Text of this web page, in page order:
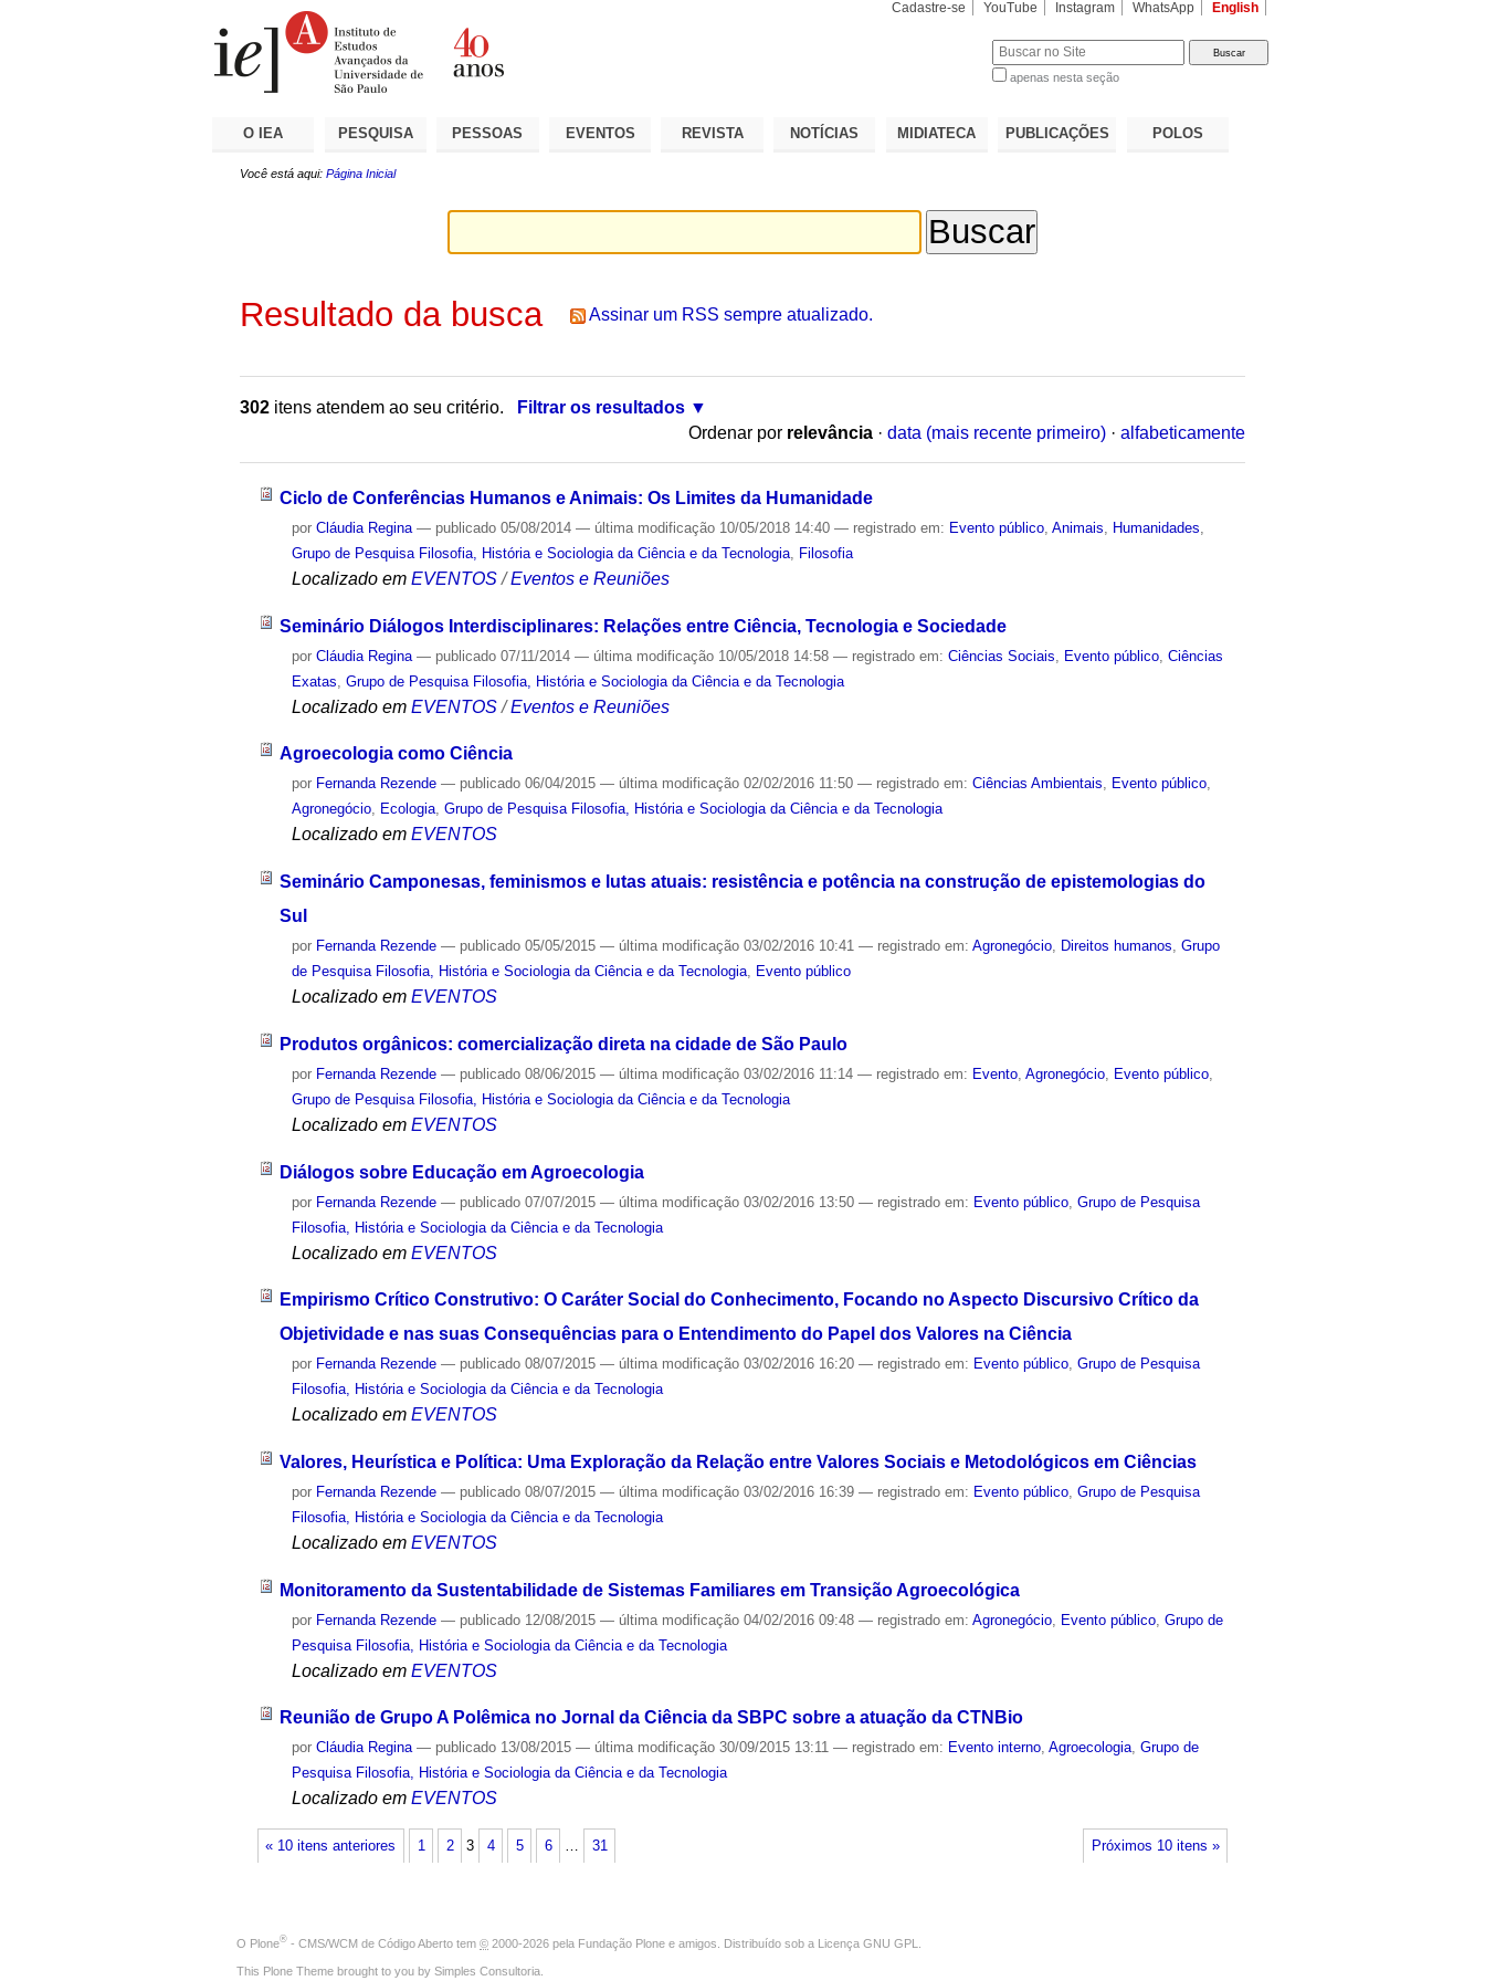
Cadastre-se YouTube Instagram WhatsApp English
apenas nesta seção
O IEA PESQUISA PESSOAS EVENTOS REVISTA NOTÍCIAS MIDIATECA PUBLICAÇÕES POLOS
Você está aqui: Página Inicial
Resultado da busca Assinar um RSS sempre atualizado.
302 itens atendem ao seu critério.
Filtrar os resultados
Ordenar por relevância · data (mais recente primeiro) · alfabeticamente
Ciclo de Conferências Humanos e Animais: Os Limites da Humanidade
porCláudia Regina — publicado 05/08/2014— última modificação 10/05/2018 14:40— registrado em: Evento público ,Animais Humanidades
Grupo de Pesquisa Filosofia, História e Sociologia da Ciência e da Tecnologia
Filosofia
Localizado em EVENTOS /Eventos e Reuniões
Seminário Diálogos Interdisciplinares: Relações entre Ciência, Tecnologia e Sociedade
porCláudia Regina — publicado 07/11/2014— última modificação 10/05/2018 14:58— registrado em:Ciências Sociais Evento público ,Ciências
Exatas ,Grupo de Pesquisa Filosofia, História e Sociologia da Ciência e da Tecnologia
Localizado em EVENTOS /Eventos e Reuniões
Agroecologia como Ciência
por Fernanda Rezende — publicado 06/04/2015— última modificação 02/02/2016 11:50— registrado em:Ciências Ambientais, Evento público,
Agronegócio, Ecologia,Grupo de Pesquisa Filosofia, História e Sociologia da Ciência e da Tecnologia
Localizado em EVENTOS
Seminário Camponesas, feminismos e lutas atuais: resistência e potência na construção de epistemologias do
Sul
por Fernanda Rezende — publicado 05/05/2015— última modificação 03/02/2016 10:41— registrado em:Agronegócio, Direitos humanos,Grupo
de Pesquisa Filosofia, História e Sociologia da Ciência e da Tecnologia, Evento público
Localizado em EVENTOS
Produtos orgânicos: comercialização direta na cidade de São Paulo
por Fernanda Rezende — publicado 08/06/2015— última modificação 03/02/2016 11:14— registrado em: Evento ,Agronegócio Evento público
Grupo de Pesquisa Filosofia, História e Sociologia da Ciência e da Tecnologia
Localizado em EVENTOS
Diálogos sobre Educação em Agroecologia
por Fernanda Rezende — publicado 07/07/2015— última modificação 03/02/2016 13:50— registrado em: Evento público ,Grupo de Pesquisa
Filosofia, História e Sociologia da Ciência e da Tecnologia
Localizado em EVENTOS
Empirismo Crítico Construtivo: O Caráter Social do Conhecimento, Focando no Aspecto Discursivo Crítico da
Objetividade e nas suas Consequências para o Entendimento do Papel dos Valores na Ciência
por Fernanda Rezende — publicado 08/07/2015— última modificação 03/02/2016 16:20— registrado em: Evento público,Grupo de Pesquisa
Filosofia, História e Sociologia da Ciência e da Tecnologia
Localizado em EVENTOS
Valores, Heurística e Política: Uma Exploração da Relação entre Valores Sociais e Metodológicos em Ciências
por Fernanda Rezende — publicado 08/07/2015— última modificação 03/02/2016 16:39— registrado em: Evento público ,Grupo de Pesquisa
Filosofia, História e Sociologia da Ciência e da Tecnologia
Localizado em EVENTOS
Monitoramento da Sustentabilidade de Sistemas Familiares em Transição Agroecológica
por Fernanda Rezende — publicado 12/08/2015— última modificação 04/02/2016 09:48— registrado em:Agronegócio Evento público ,Grupo de
Pesquisa Filosofia, História e Sociologia da Ciência e da Tecnologia
Localizado em EVENTOS
Reunião de Grupo A Polêmica no Jornal da Ciência da SBPC sobre a atuação da CTNBio
porCláudia Regina — publicado 13/08/2015— última modificação 30/09/2015 13:11— registrado em: Evento interno,Agroecologia,Grupo de
Pesquisa Filosofia, História e Sociologia da Ciência e da Tecnologia
Localizado em EVENTOS
« 10 itens anteriores Próximos 10 itens »
1 2 3 4 5 6 31
O Plone® - CMS/WCM de Código Aberto tem © 2000-2026 pela Fundação Plone e amigos. Distribuído sob a Licença GNU GPL
This Plone Theme brought to you by Simples Consultoria